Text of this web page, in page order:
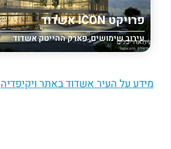
פרויקט ICON אשדוד
עירוב שימושים, פארק ההייטק אשדוד
מידע על העיר אשדוד באתר ויקיפדיה